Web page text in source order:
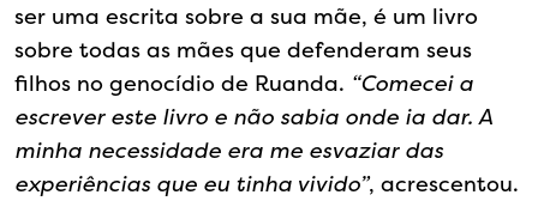
ser uma escrita sobre a sua mãe, é um livro
sobre todas as mães que defenderam seus
filhos no genocídio de Ruanda. “Comecei a
escrever este livro e não sabia onde ia dar. A
minha necessidade era me esvaziar das
experiências que eu tinha vivido”, acrescentou.